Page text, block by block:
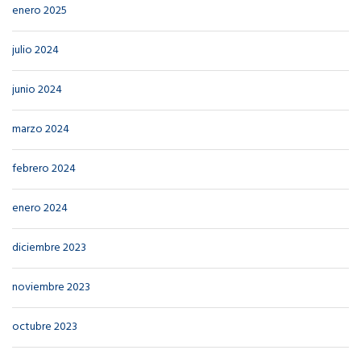
enero 2025
julio 2024
junio 2024
marzo 2024
febrero 2024
enero 2024
diciembre 2023
noviembre 2023
octubre 2023